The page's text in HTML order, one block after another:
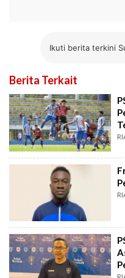
Ikuti berita terkini
Berita Terkait